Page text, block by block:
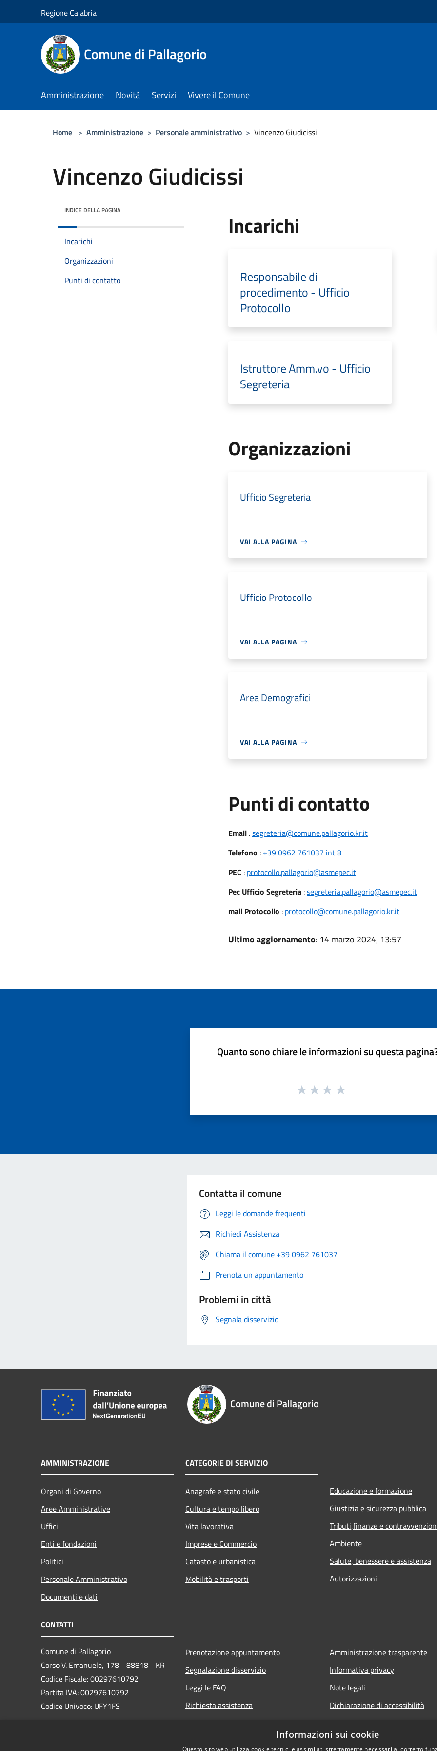
Regione Calabria
Comune di Pallagorio
Amministrazione Novità Servizi Vivere il Comune
Home > Amministrazione > Personale amministrativo > Vincenzo Giudicissi
Vincenzo Giudicissi
INDICE DELLA PAGINA
Incarichi
Organizzazioni
Punti di contatto
Incarichi
Responsabile di
procedimento - Ufficio
Protocollo
Istruttore Amm.vo - Ufficio
Segreteria
Organizzazioni
Ufficio Segreteria
VAI ALLA PAGINA
Ufficio Protocollo
VAI ALLA PAGINA
Area Demografici
VAI ALLA PAGINA
Punti di contatto
Email:segreteria@comune.pallagorio.kr.it
Telefono : +39 0962 761037 int 8
PEC : protocollo.pallagorio@asmepec.it
Pec Ufficio Segreteria:segreteria.pallagorio@asmepec.it
mail Protocollo : protocollo@comune.pallagorio.kr.it
Ultimo aggiornamento: 14 marzo 2024, 13:57
Quanto sono chiare le informazioni su questa
Contatta il comune
Leggi le domande frequenti
Richiedi Assistenza
Chiama il comune +39 0962 761037
Prenota un appuntamento
Problemi in città
Segnala disservizio
Comune di Pallagorio
AMMINISTRAZIONE
Organi di Governo
Aree Amministrative
Uffici
Enti e fondazioni
Politici
Personale Amministrativo
Documenti e dati
CATEGORIE DI SERVIZIO
Anagrafe e stato civile
Cultura e tempo libero
Vita lavorativa
Imprese e Commercio
Catasto e urbanistica
Mobilità e trasporti
Educazione e formazione
Giustizia e sicurezza pubblica
Tributi,finanze e
Ambiente
Salute, benessere e assistenza
Autorizzazioni
CONTATTI
Comune di Pallagorio
Corso V. Emanuele, 178 - 88818 - KR
Codice Fiscale: 00297610792
Partita IVA: 00297610792
Codice Univoco: UFY1FS
Prenotazione appuntamento
Segnalazione disservizio
Leggi le FAQ
Richiesta assistenza
Amministrazione trasparente
Informativa privacy
Note legali
Dichiarazione di accessibilità
Informazioni sui cookie
Questo sito web utilizza cookie tecnici e assimilati strettamente necessari al corretto